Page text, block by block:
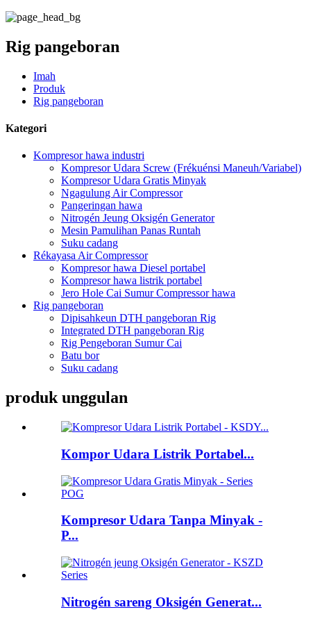
Rig pangeboran
Imah
Produk
Rig pangeboran
Kategori
Kompresor hawa industri
Kompresor Udara Screw (Frékuénsi Maneuh/Variabel)
Kompresor Udara Gratis Minyak
Ngagulung Air Compressor
Pangeringan hawa
Nitrogén Jeung Oksigén Generator
Mesin Pamulihan Panas Runtah
Suku cadang
Rékayasa Air Compressor
Kompresor hawa Diesel portabel
Kompresor hawa listrik portabel
Jero Hole Cai Sumur Compressor hawa
Rig pangeboran
Dipisahkeun DTH pangeboran Rig
Integrated DTH pangeboran Rig
Rig Pengeboran Sumur Cai
Batu bor
Suku cadang
produk unggulan
Kompor Udara Listrik Portabel...
Kompresor Udara Tanpa Minyak -
P...
Nitrogén sareng Oksigén Generat...